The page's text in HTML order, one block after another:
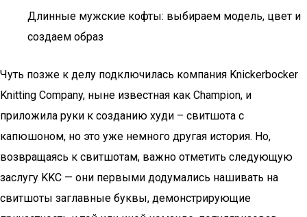
Длинные мужские кофты: выбираем модель, цвет и
создаем образ
Чуть позже к делу подключилась компания Knickerbocker
Knitting Company, ныне известная как Champion, и
приложила руки к созданию худи – свитшота с
капюшоном, но это уже немного другая история. Но,
возвращаясь к свитшотам, важно отметить следующую
заслугу KKC — они первыми додумались нашивать на
свитшоты заглавные буквы, демонстрирующие